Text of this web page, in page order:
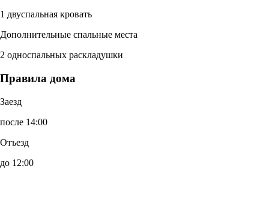
1 двуспальная кровать
Дополнительные спальные места
2 односпальных раскладушки
Правила дома
Заезд
после 14:00
Отъезд
до 12:00